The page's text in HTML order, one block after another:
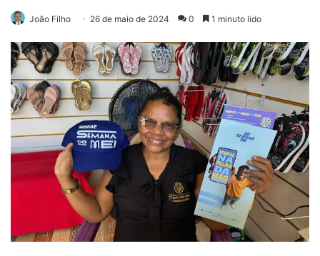
João Filho 26 de maio de 2024 0 1 minuto lido